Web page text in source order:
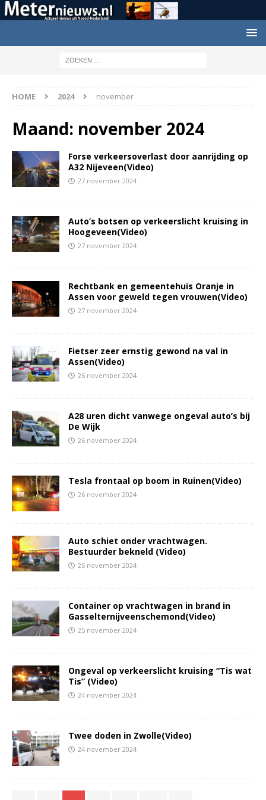
HOME 2024 november
Maand: november 2024
Forse verkeersoverlast door aanrijding op
A32 Nijeveen(Video)
27 november 2024
Auto’s botsen op verkeerslicht kruising in
Hoogeveen(Video)
27 november 2024
Rechtbank en gemeentehuis Oranje in
Assen voor geweld tegen vrouwen(Video)
27 november 2024
Fietser zeer ernstig gewond na val in
Assen(Video)
26 november 2024
A28 uren dicht vanwege ongeval auto’s bij
De Wijk
26 november 2024
Tesla frontaal op boom in Ruinen(Video)
26 november 2024
Auto schiet onder vrachtwagen.
Bestuurder bekneld (Video)
25 november 2024
Container op vrachtwagen in brand in
Gasselternijveenschemond(Video)
25 november 2024
Ongeval op verkeerslicht kruising “Tis wat
Tis” (Video)
24 november 2024
Twee doden in Zwolle(Video)
24 november 2024